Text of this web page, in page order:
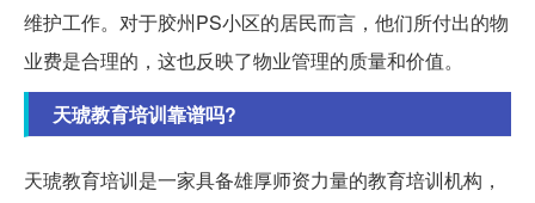
维护工作。对于胶州PS小区的居民而言，他们所付出的物
业费是合理的，这也反映了物业管理的质量和价值。
天琥教育培训靠谱吗?
天琥教育培训是一家具备雄厚师资力量的教育培训机构，